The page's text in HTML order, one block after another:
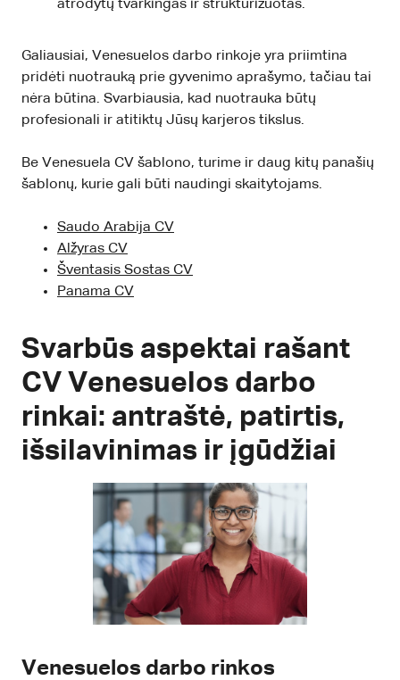
atrodytų tvarkingas ir struktūrizuotas.
Galiausiai, Venesuelos darbo rinkoje yra priimtina
pridėti nuotrauką prie gyvenimo aprašymo, tačiau tai
nėra būtina. Svarbiausia, kad nuotrauka būtų
profesionali ir atitiktų Jūsų karjeros tikslus.
Be Venesuela CV šablono, turime ir daug kitų panašių
šablonų, kurie gali būti naudingi skaitytojams.
Saudo Arabija CV
Alžyras CV
Šventasis Sostas CV
Panama CV
Svarbūs aspektai rašant
CV Venesuelos darbo
rinkai: antraštė, patirtis,
išsilavinimas ir įgūdžiai
Venesuelos darbo rinkos